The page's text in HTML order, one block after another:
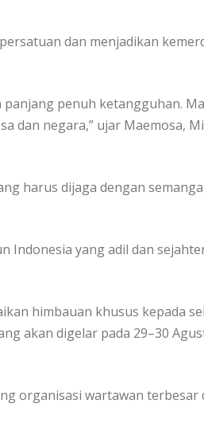
dan menjadikan
penuh ketangguhan.
dan negara,” ujar Maemosa,
harus dijaga dengan
Indonesia yang adil dan
himbauan khusus kepada
akan digelar pada 29–30
organisasi wartawan terbesar